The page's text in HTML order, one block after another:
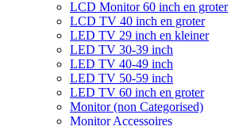
LCD Monitor 60 inch en groter
LCD TV 40 inch en groter
LED TV 29 inch en kleiner
LED TV 30-39 inch
LED TV 40-49 inch
LED TV 50-59 inch
LED TV 60 inch en groter
Monitor (non Categorised)
Monitor Accessoires